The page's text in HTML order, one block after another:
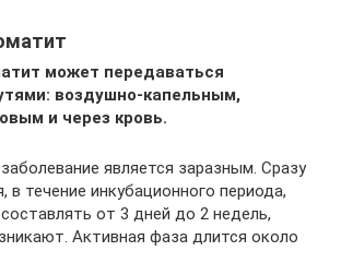
может передаваться
воздушно-капельным,
и через кровь.
является заразным. Сразу
в течение инкубационного периода,
от 3 дней до 2 недель,
Активная фаза длится около